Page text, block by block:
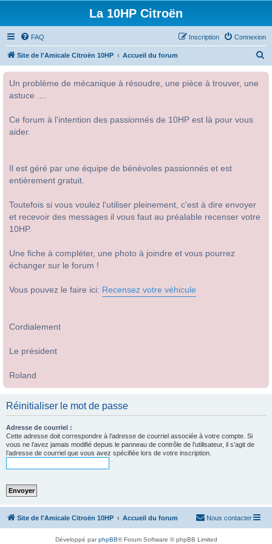
La 10HP Citroën
FAQ Connexion
Inscription
Site de l'Amicale Citroën 10HP Accueil du forum
Un problème de mécanique à résoudre, une pièce à trouver, une
astuce ....
Ce forum à l'intention des passionnés de 10HP est là pour vous
aider.
Il est géré par une équipe de bénévoles passionnés et est
entièrement gratuit.
Toutefois si vous voulez l'utiliser pleinement, c'est à dire envoyer
et recevoir des messages il vous faut au préalable recenser votre
10HP.
Une fiche à compléter, une photo à joindre et vous pourrez
échanger sur le forum !
Vous pouvez le faire ici: Recensez votre véhicule
Cordialement
Le président
Roland
Réinitialiser le mot de passe
Adresse de courriel :
Cette adresse doit correspondre à l’adresse de courriel associée à votre compte. Si
vous ne l’avez jamais modifié depuis le panneau de contrôle de l’utilisateur, il s’agit de
l’adresse de courriel que vous avez spécifiée lors de votre inscription.
Site de l'Amicale Citroën 10HP Accueil du forum Nous contacter
Développé parphpBB® Forum Software © phpBB Limited